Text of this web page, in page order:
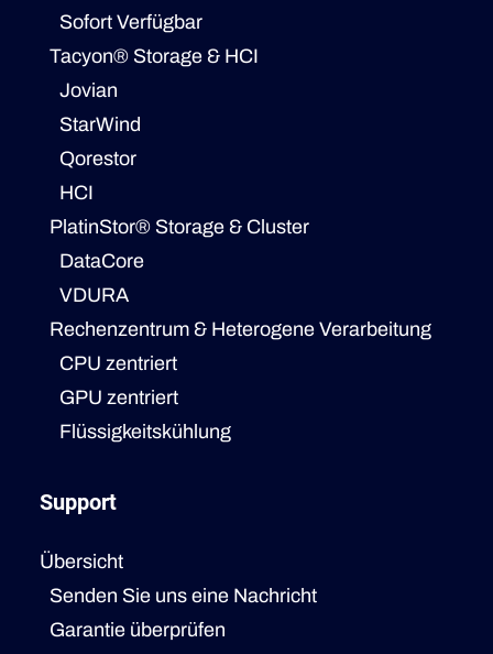
Sofort Verfügbar
Tacyon® Storage & HCI
Jovian
StarWind
Qorestor
HCI
PlatinStor® Storage & Cluster
DataCore
VDURA
Rechenzentrum & Heterogene Verarbeitung
CPU zentriert
GPU zentriert
Flüssigkeitskühlung
Support
Übersicht
Senden Sie uns eine Nachricht
Garantie überprüfen